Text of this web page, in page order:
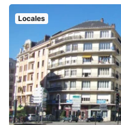
Locales